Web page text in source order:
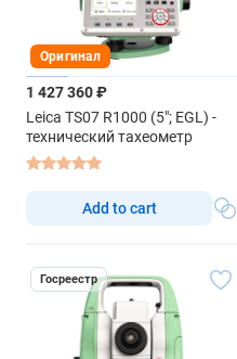
Оригинал
1 427 360 ₽
Leica TS07 R1000 (5"; EGL) -
технический тахеометр
Add to cart
Госреестр